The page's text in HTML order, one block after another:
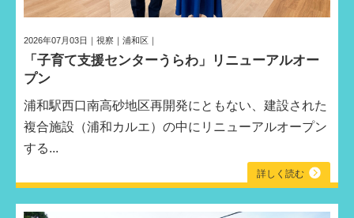
2026年07月03日｜視察｜浦和区｜
「子育て支援センターうらわ」リニューアルオー
プン
浦和駅西口南高砂地区再開発にともない、建設された
複合施設（浦和カルエ）の中にリニューアルオープン
する...
詳しく読む